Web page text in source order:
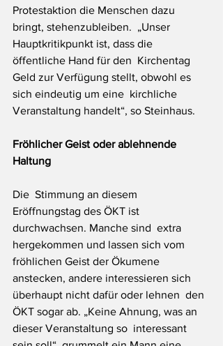
Protestaktion die Menschen dazu
bringt, stehenzubleiben.  „Unser
Hauptkritikpunkt ist, dass die
öffentliche Hand für den  Kirchentag
Geld zur Verfügung stellt, obwohl es
sich eindeutig um eine  kirchliche
Veranstaltung handelt“, so Steinhaus.
Fröhlicher Geist oder ablehnende
Haltung
Die  Stimmung an diesem
Eröffnungstag des ÖKT ist
durchwachsen. Manche sind  extra
hergekommen und lassen sich vom
fröhlichen Geist der Ökumene
anstecken, andere interessieren sich
überhaupt nicht dafür oder lehnen  den
ÖKT sogar ab. „Keine Ahnung, was an
dieser Veranstaltung so  interessant